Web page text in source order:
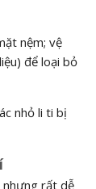
nệm; vệ
để loại bỏ
nhỏ li ti bị
rất dễ